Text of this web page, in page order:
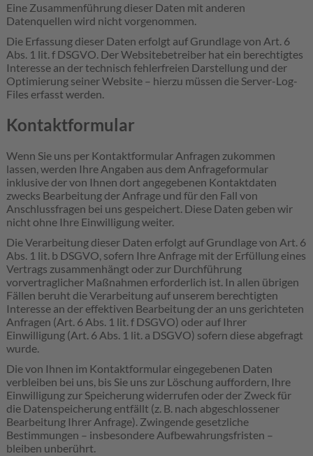
Eine Zusammenführung dieser Daten mit anderen
Datenquellen wird nicht vorgenommen.
Die Erfassung dieser Daten erfolgt auf Grundlage von Art. 6
Abs. 1 lit. f DSGVO. Der Websitebetreiber hat ein berechtigtes
Interesse an der technisch fehlerfreien Darstellung und der
Optimierung seiner Website – hierzu müssen die Server-Log-
Files erfasst werden.
Kontaktformular
Wenn Sie uns per Kontaktformular Anfragen zukommen
lassen, werden Ihre Angaben aus dem Anfrageformular
inklusive der von Ihnen dort angegebenen Kontaktdaten
zwecks Bearbeitung der Anfrage und für den Fall von
Anschlussfragen bei uns gespeichert. Diese Daten geben wir
nicht ohne Ihre Einwilligung weiter.
Die Verarbeitung dieser Daten erfolgt auf Grundlage von Art. 6
Abs. 1 lit. b DSGVO, sofern Ihre Anfrage mit der Erfüllung eines
Vertrags zusammenhängt oder zur Durchführung
vorvertraglicher Maßnahmen erforderlich ist. In allen übrigen
Fällen beruht die Verarbeitung auf unserem berechtigten
Interesse an der effektiven Bearbeitung der an uns gerichteten
Anfragen (Art. 6 Abs. 1 lit. f DSGVO) oder auf Ihrer
Einwilligung (Art. 6 Abs. 1 lit. a DSGVO) sofern diese abgefragt
wurde.
Die von Ihnen im Kontaktformular eingegebenen Daten
verbleiben bei uns, bis Sie uns zur Löschung auffordern, Ihre
Einwilligung zur Speicherung widerrufen oder der Zweck für
die Datenspeicherung entfällt (z. B. nach abgeschlossener
Bearbeitung Ihrer Anfrage). Zwingende gesetzliche
Bestimmungen – insbesondere Aufbewahrungsfristen –
bleiben unberührt.